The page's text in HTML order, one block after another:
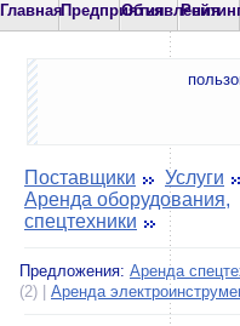
ГлавнаяПредприятияОбъявления
Поставщики
Услуги
Аренда оборудования,
спецтехники
Предложения: Аренда
(2) | Аренда